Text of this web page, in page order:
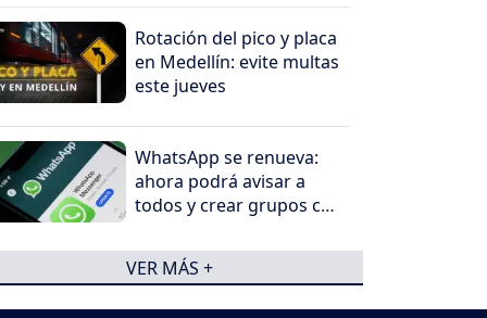
electricidad
Rotación del pico y placa
en Medellín: evite multas
este jueves
WhatsApp se renueva:
ahora podrá avisar a
todos y crear grupos con
VER MÁS +